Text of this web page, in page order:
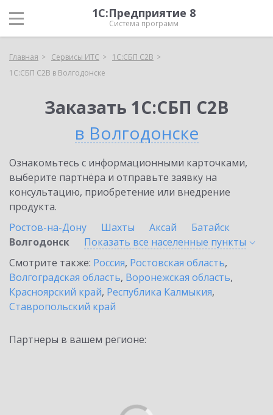
1С:Предприятие 8
Система программ
Главная Сервисы ИТС
1С:СБП C2B
1С:СБП C2B в Волгодонске
Заказать 1С:СБП C2B
в Волгодонске
Ознакомьтесь с информационными карточками,
выберите партнёра и отправьте заявку на
консультацию, приобретение или внедрение
продукта.
Ростов-на-Дону
Шахты Аксай
Батайск
Волгодонск
Показать все населенные пункты
Смотрите также: Россия, Ростовская область,
Волгоградская область, Воронежская область,
Красноярский край, Республика Калмыкия,
Ставропольский край
Партнеры в вашем регионе: